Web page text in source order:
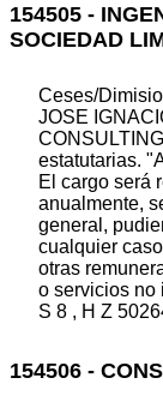
154505 -
SOCIEDAD
Ceses/
JOSE
estatutarias.
El cargo será
anualmente,
general,
cualquier
otras
o servicios no
S 8 , H Z
154506 -